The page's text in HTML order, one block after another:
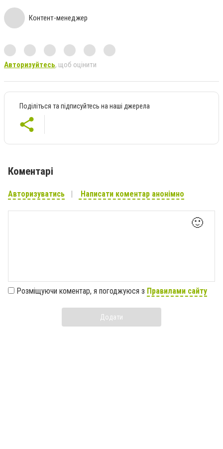
Контент-менеджер
Авторизуйтесь, щоб оцінити
Поділіться та підписуйтесь на наші джерела
Коментарі
Авторизуватись Написати коментар анонімно
🙂
Розміщуючи коментар, я погоджуюся з Правилами сайту
Додати